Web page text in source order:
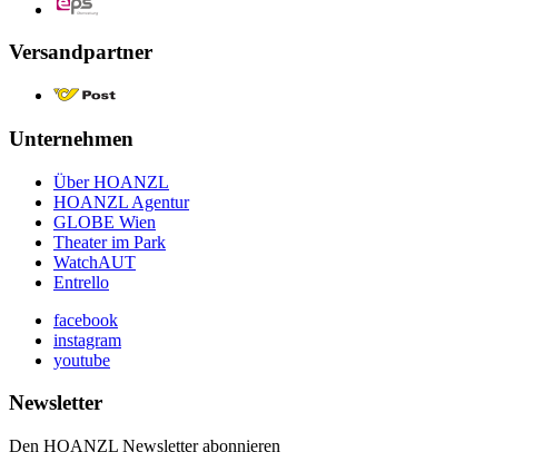
Versandpartner
Unternehmen
Über HOANZL
HOANZL Agentur
GLOBE Wien
Theater im Park
WatchAUT
Entrello
facebook
instagram
youtube
Newsletter
Den HOANZL Newsletter abonnieren